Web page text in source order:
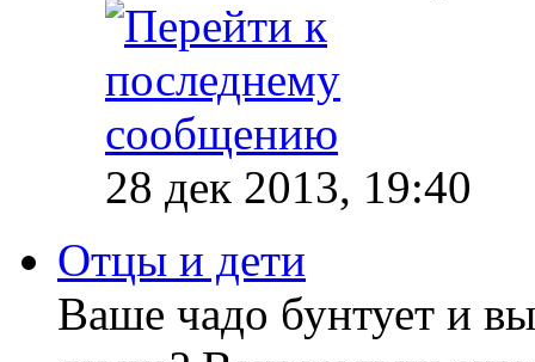
28 дек 2013, 19:40
Отцы и дети
Ваше чадо бунтует и